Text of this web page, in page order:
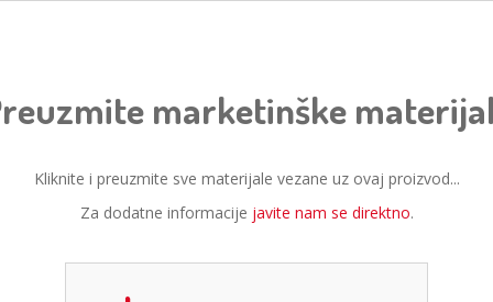
marketinške
Kliknite i preuzmite sve materijale vezane uz ovaj proizvod...
Za dodatne informacije javite nam se direktno.